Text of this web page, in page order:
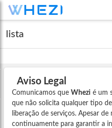
lista
Aviso Legal
Comunicamos que Whezi é um
que não solicita qualquer tipo
liberação de serviços. Apesar
continuamente para garantir a